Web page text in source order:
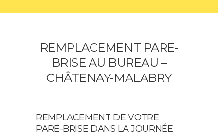
REMPLACEMENT PARE-
BRISE AU BUREAU –
CHÂTENAY-MALABRY
REMPLACEMENT DE VOTRE
PARE-BRISE DANS LA JOURNÉE